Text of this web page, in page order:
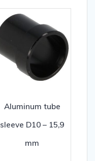
Aluminum tube
sleeve D10 – 15,9
mm